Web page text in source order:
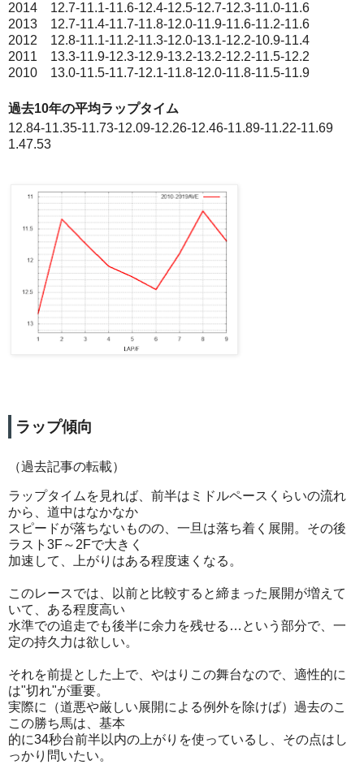
2014 12.7-11.1-11.6-12.4-12.5-12.7-12.3-11.0-11.6
2013 12.7-11.4-11.7-11.8-12.0-11.9-11.6-11.2-11.6
2012 12.8-11.1-11.2-11.3-12.0-13.1-12.2-10.9-11.4
2011 13.3-11.9-12.3-12.9-13.2-13.2-12.2-11.5-12.2
2010 13.0-11.5-11.7-12.1-11.8-12.0-11.8-11.5-11.9
過去10年の平均ラップタイム
12.84-11.35-11.73-12.09-12.26-12.46-11.89-11.22-11.69
1.47.53
ラップ傾向
（過去記事の転載）
ラップタイムを見れば、前半はミドルペースくらいの流れ
から、道中はなかなか
スピードが落ちないものの、一旦は落ち着く展開。その後
ラスト3F～2Fで大きく
加速して、上がりはある程度速くなる。
このレースでは、以前と比較すると締まった展開が増えて
いて、ある程度高い
水準での追走でも後半に余力を残せる…という部分で、一
定の持久力は欲しい。
それを前提とした上で、やはりこの舞台なので、適性的に
は"切れ"が重要。
実際に（道悪や厳しい展開による例外を除けば）過去のこ
この勝ち馬は、基本
的に34秒台前半以内の上がりを使っているし、その点はし
っかり問いたい。